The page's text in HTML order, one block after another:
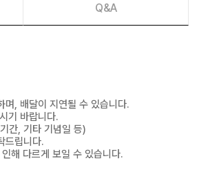
Q&A
며, 배달이 지연될 수 있습니다.
기 바랍니다.
간, 기타 기념일 등)
드립니다.
해 다르게 보일 수 있습니다.